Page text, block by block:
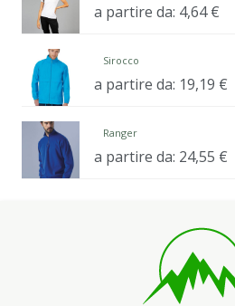
a partire da: 4,64€
Sirocco
a partire da: 19,19 €
Ranger
a partire da: 24,55 €